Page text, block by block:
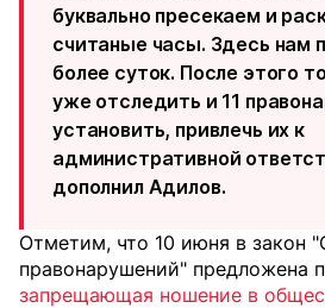
буквально пресекаем и
считаные часы. Здесь нам
более суток. После этого
уже отследить и 11
установить, привлечь их к
административной
дополнил Адилов.
Отметим, что 10 июня в закон
правонарушений" предложена
запрещающая ношение в